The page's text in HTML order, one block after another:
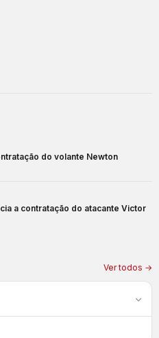
do volante Newton
a contratação do atacante Victor
Ver todos →